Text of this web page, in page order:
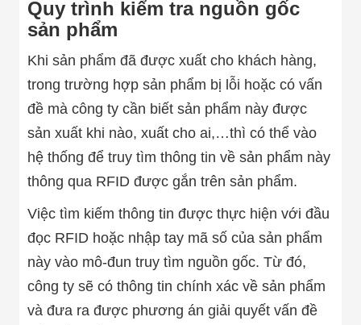
Đội
Dự Án Khối Nhà
Dự Án Kho
Xưởng -
Logistics
Tin Tức
Tin Công Nghệ
Tin Khuyến Mãi
Tin Tuyển Dụng
Liên Hệ
Quy trình kiểm tra nguồn gốc
sản phẩm
Khi sản phẩm đã được xuất cho khách hàng,
trong trường hợp sản phẩm bị lỗi hoặc có vấn
đề mà công ty cần biết sản phẩm này được
sản xuất khi nào, xuất cho ai,…thì có thể vào
hệ thống để truy tìm thông tin về sản phẩm này
thông qua RFID được gắn trên sản phẩm.
Việc tìm kiếm thông tin được thực hiện với đầu
đọc RFID hoặc nhập tay mã số của sản phẩm
này vào mô-đun truy tìm nguồn gốc. Từ đó,
công ty sẽ có thông tin chính xác về sản phẩm
và đưa ra được phương án giải quyết vấn đề